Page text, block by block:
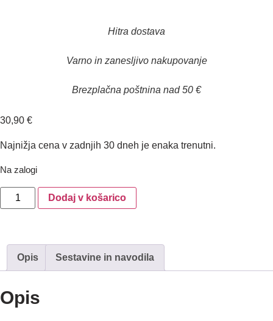
Hitra dostava
Varno in zanesljivo nakupovanje
Brezplačna poštnina nad 50 €
30,90 €
Najnižja cena v zadnjih 30 dneh je enaka trenutni.
Na zalogi
Dodaj v košarico
Opis Sestavine in navodila
Opis